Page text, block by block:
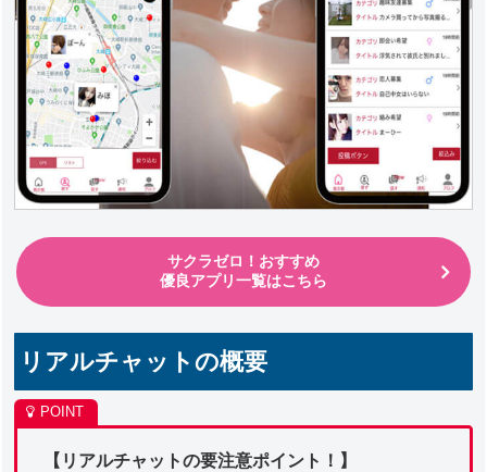
サクラゼロ！おすすめ
優良アプリ一覧はこちら
リアルチャットの概要
【リアルチャットの要注意ポイント！】